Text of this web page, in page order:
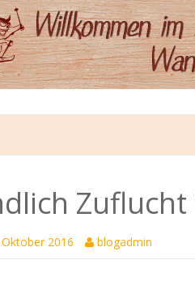
Oktober 2016 blogadmin